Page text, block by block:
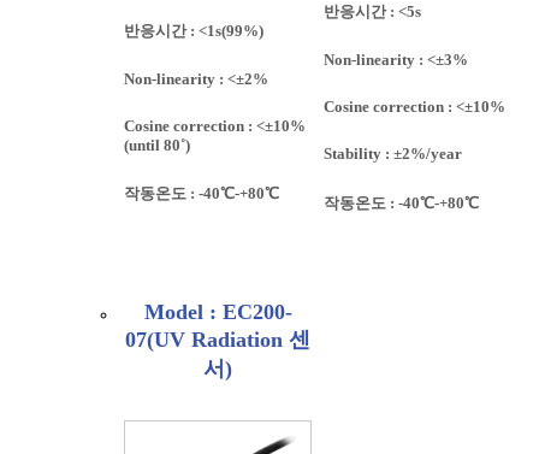
반응시간 : <1s(99%)
Non-linearity : <±2%
Cosine correction : <±10%
(until 80˚)
작동온도 : -40℃-+80℃
반응시간 : <5s
Non-linearity : <±3%
Cosine correction : <±10%
Stability : ±2%/year
작동온도 : -40℃-+80℃
Model : EC200-
07(UV Radiation 센
서)